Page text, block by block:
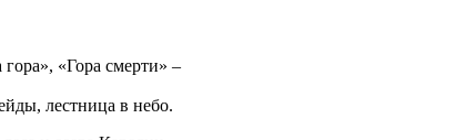
«Гора смер­ти» –
лест­ни­ца в небо.